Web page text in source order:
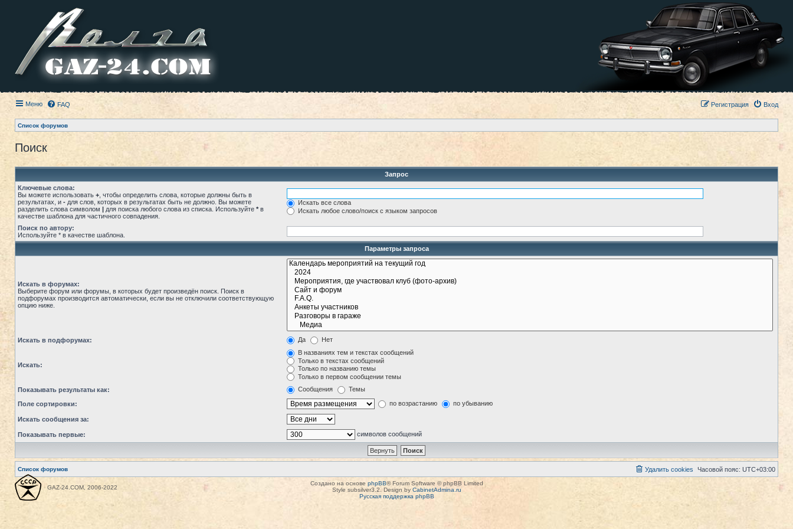
Меню FAQ Вход
Регистрация
Список форумов
Поиск
Запрос
Ключевые слова:
Вы можете использовать + , чтобы определить слова, которые должны быть в
результатах, и - для слов, которых в результатах быть не должно. Вы можете
разделить слова символом | для поиска любого слова из списка. Используйте * в
качестве шаблона для частичного совпадения.
Искать все слова
Искать любое слово/поиск с языком запросов
Поиск по автору:
Используйте * в качестве шаблона.
Параметры запроса
Искать в форумах:
Выберите форум или форумы, в которых будет произведён поиск. Поиск в
подфорумах производится автоматически, если вы не отключили соответствующую
опцию ниже.
Искать в подфорумах: Да Нет
Искать:
В названиях тем и текстах сообщений
Только в текстах сообщений
Только по названию темы
Только в первом сообщении темы
Показывать результаты как:
Сообщения Темы
Поле сортировки: по возрастанию по убыванию
Искать сообщения за:
Показывать первые: символов сообщений
Список форумов Часовой пояс: UTC+03:00
Удалить cookies
GAZ-24.COM, 2006-2022
Создано на основе phpBB® Forum Software © phpBB Limited
Style subsilver3.2. Design by CabinetAdmina.ru
Русская поддержка phpBB